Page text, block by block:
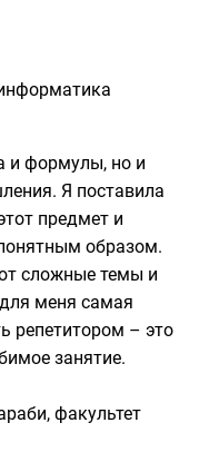
и формулы, но и
Я поставила
предмет и
образом.
сложные темы и
меня самая
репетитором – это
занятие.
факультет